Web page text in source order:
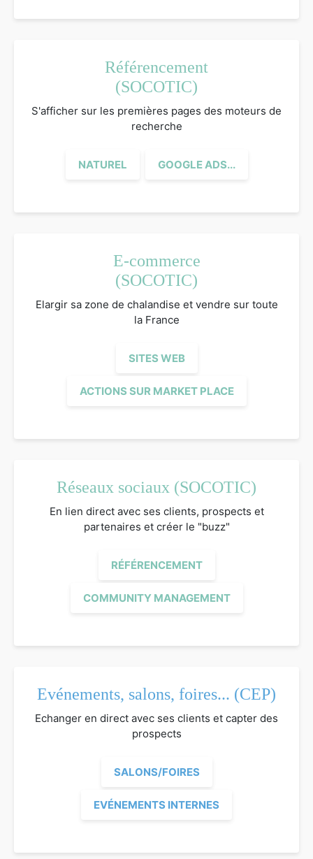
Référencement
(SOCOTIC)
S'afficher sur les premières pages des moteurs de
recherche
NATUREL GOOGLE ADS...
E-commerce
(SOCOTIC)
Elargir sa zone de chalandise et vendre sur toute
la France
SITES WEB
ACTIONS SUR MARKET PLACE
Réseaux sociaux (SOCOTIC)
En lien direct avec ses clients, prospects et
partenaires et créer le "buzz"
RÉFÉRENCEMENT
COMMUNITY MANAGEMENT
Evénements, salons, foires... (CEP)
Echanger en direct avec ses clients et capter des
prospects
SALONS/FOIRES
EVÉNEMENTS INTERNES